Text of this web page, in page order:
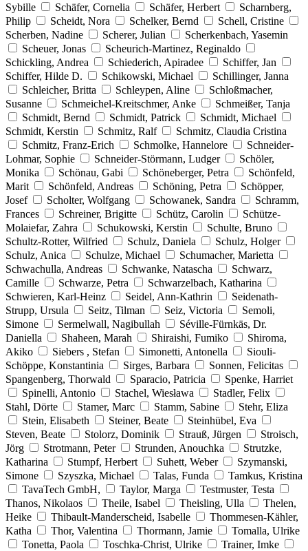
Sybille
Schäfer, Cornelia Schäfer, Herbert
Scharnberg,
Philip
Scheidt, Nora Schelker, Bernd
Schell, Cristine
Scherben, Nadine
Scherer, Julian
Scherkenbach, Yasemin
Scheuer, Jonas
Scheurich-Martinez, Reginaldo
Schickling, Andrea
Schiederich, Apiradee
Schiffer, Jan
Schiffer, Hilde D.
Schikowski, Michael
Schillinger, Janna
Schleicher, Britta
Schleypen, Aline
Schloßmacher,
Susanne
Schmeichel-Kreitschmer, Anke
Schmeißer, Tanja
Schmidt, Bernd
Schmidt, Patrick
Schmidt, Michael
Schmidt, Kerstin
Schmitz, Ralf
Schmitz, Claudia Cristina
Schmitz, Franz-Erich
Schmolke, Hannelore
Schneider-
Lohmar, Sophie
Schneider-Störmann, Ludger
Schöler,
Monika
Schönau, Gabi Schöneberger, Petra
Schönfeld,
Marit
Schönfeld, Andreas Schöning, Petra
Schöpper,
Josef
Scholter, Wolfgang Schowanek, Sandra
Schramm,
Frances
Schreiner, Brigitte Schütz, Carolin
Schütze-
Molaiefar, Zahra
Schukowski, Kerstin
Schulte, Bruno
Schultz-Rotter, Wilfried
Schulz, Daniela
Schulz, Holger
Schulz, Anica
Schulze, Michael
Schumacher, Marietta
Schwachulla, Andreas
Schwanke, Natascha
Schwarz,
Camille
Schwarze, Petra
Schwarzelbach, Katharina
Schwieren, Karl-Heinz
Seidel, Ann-Kathrin
Seidenath-
Strupp, Ursula
Seitz, Tilman Seiz, Victoria
Semoli,
Simone
Sermelwall, Nagibullah
Séville-Fürnkäs, Dr.
Daniella
Shaheen, Marah Shiraishi, Fumiko
Shiroma,
Akiko
Siebers , Stefan Simonetti, Antonella
Siouli-
Schöppe, Konstantinia
Sirges, Barbara
Sonnen, Felicitas
Spangenberg, Thorwald
Sparacio, Patricia
Spenke, Harriet
Spinelli, Antonio
Stachel, Wiesława
Stadler, Felix
Stahl, Dörte
Stamer, Marc Stamm, Sabine
Stehr, Eliza
Stein, Elisabeth
Steiner, Beate
Steinhübel, Eva
Steven, Beate
Stolorz, Dominik Strauß, Jürgen
Stroisch,
Jörg
Strotmann, Peter Strunden, Anouchka
Strutzke,
Katharina
Stumpf, Herbert Suhett, Weber
Szymanski,
Simone
Szyszka, Michael Talas, Funda
Tamkus, Kristina
TavaTech GmbH,
Taylor, Marga
Testmuster, Testa
Thanos, Nikolaos
Theile, Isabel Theisling, Ulla
Thelen,
Heike
Thibault-Manderscheid, Isabelle
Thommesen-Kähler,
Katha
Thor, Valentina Thormann, Jamie
Tomalla, Ulrike
Tonetta, Paola
Toschka-Christ, Ulrike
Trainer, Imke